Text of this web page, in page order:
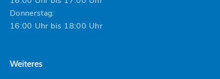
Donnerstag:
16:00 Uhr bis 18:00 Uhr
Weiteres